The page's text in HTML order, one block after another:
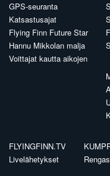
GPS-seuranta
Katsastusajat
Flying Finn Future Star
Hannu Mikkolan malja
Voittajat kautta aikojen
FLYINGFINN.TV
Livelähetykset